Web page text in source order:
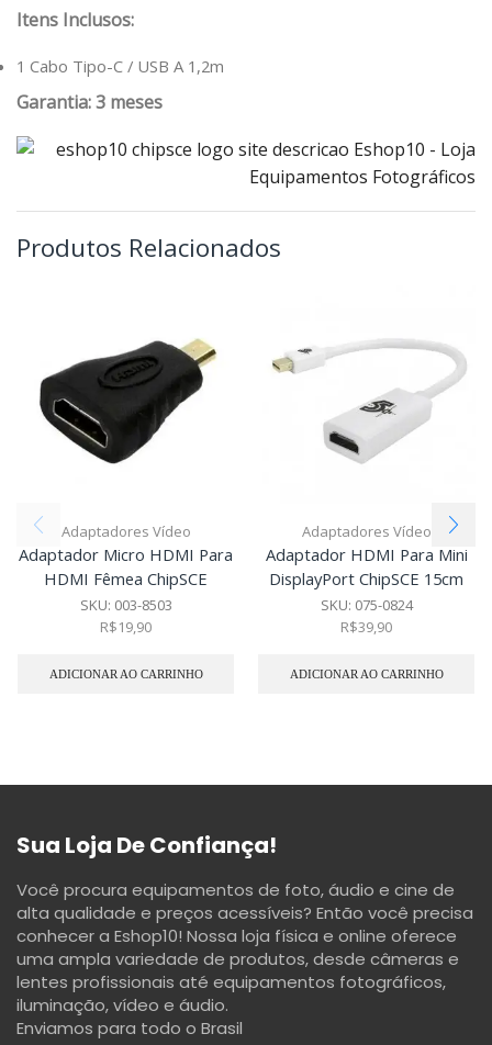
Itens Inclusos:
1 Cabo Tipo-C / USB A 1,2m
Garantia: 3 meses
Produtos Relacionados
Adaptadores Vídeo
Adaptador Micro HDMI Para
HDMI Fêmea ChipSCE
SKU: 003-8503
R$19,90
ADICIONAR AO CARRINHO
Adaptadores Vídeo
Adaptador HDMI Para Mini
DisplayPort ChipSCE 15cm
SKU: 075-0824
R$39,90
ADICIONAR AO CARRINHO
Sua Loja De Confiança!
Você procura equipamentos de foto, áudio e cine de
alta qualidade e preços acessíveis? Então você precisa
conhecer a Eshop10! Nossa loja física e online oferece
uma ampla variedade de produtos, desde câmeras e
lentes profissionais até equipamentos fotográficos,
iluminação, vídeo e áudio.
Enviamos para todo o Brasil